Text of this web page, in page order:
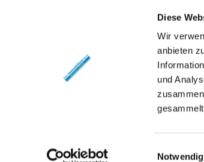
Diese
Wir
anbieten
und
Notwendig
38100 Braunschweig
www.das-immobilienhaus.de